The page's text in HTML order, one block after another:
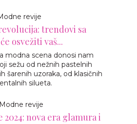
revije
trendovi sa
osvežiti vaš...
modna scena donosi nam
sežu od nežnih pastelnih
šarenih uzoraka, od klasičnih
silueta.
revije
nova era glamura i